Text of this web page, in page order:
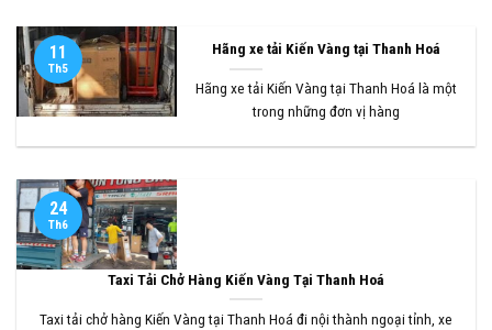
Hãng xe tải Kiến Vàng tại Thanh Hoá
Hãng xe tải Kiến Vàng tại Thanh Hoá là một
trong những đơn vị hàng
11
Th5
Taxi Tải Chở Hàng Kiến Vàng Tại Thanh Hoá
Taxi tải chở hàng Kiến Vàng tại Thanh Hoá đi nội thành ngoại tỉnh, xe
24
Th6